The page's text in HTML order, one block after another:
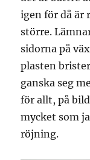
igen för då är
större.
sidorna på
plasten
ganska seg
för allt, på
mycket som
röjning.